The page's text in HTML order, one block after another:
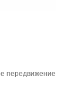
передвижение